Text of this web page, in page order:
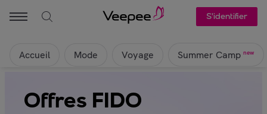
S'identifier
Accueil Mode Voyage Summer Camp new
Offres FIDO